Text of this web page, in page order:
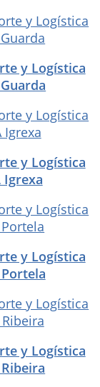
y Logística
y Logística
Igrexa
y Logística
y Logística